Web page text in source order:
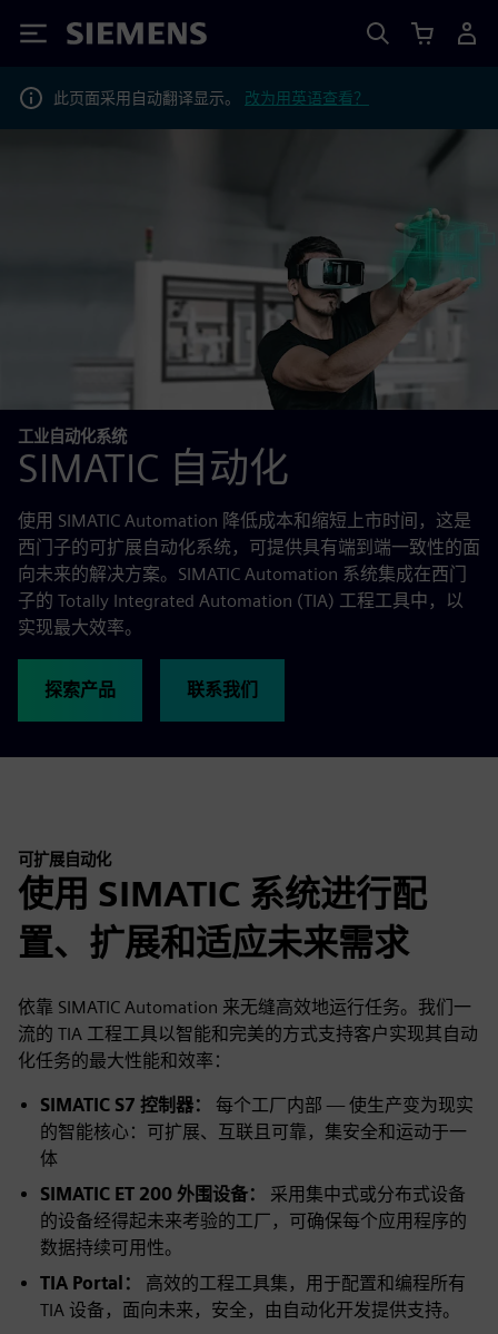
Siemens
此页面采用自动翻译显示。 改为用英语查看？
工业自动化系统
SIMATIC 自动化
使用 SIMATIC Automation 降低成本和缩短上市时间，这是
西门子的可扩展自动化系统，可提供具有端到端一致性的面
向未来的解决方案。SIMATIC Automation 系统集成在西门
子的 Totally Integrated Automation (TIA) 工程工具中，以
实现最大效率。
探索产品 联系我们
可扩展自动化
使用 SIMATIC 系统进行配
置、扩展和适应未来需求
依靠 SIMATIC Automation 来无缝高效地运行任务。我们一
流的 TIA 工程工具以智能和完美的方式支持客户实现其自动
化任务的最大性能和效率：
SIMATIC S7 控制器：
每个工厂内部 — 使生产变为现实
的智能核心：可扩展、互联且可靠，集安全和运动于一
体
SIMATIC ET 200 外围设备：
采用集中式或分布式设备
的设备经得起未来考验的工厂，可确保每个应用程序的
数据持续可用性。
TIA Portal：
高效的工程工具集，用于配置和编程所有
TIA 设备，面向未来，安全，由自动化开发提供支持。